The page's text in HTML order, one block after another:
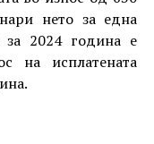
нето за една
за 2024 година е
на исплатената